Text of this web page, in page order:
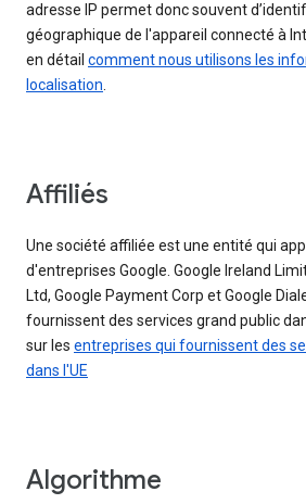
adresse IP permet donc souvent
géographique de l'appareil connecté à
en détail comment nous utilisons les
localisation.
Affiliés
Une société affiliée est une entité qui
d'entreprises Google. Google Ireland
Ltd, Google Payment Corp et Google
fournissent des services grand public
sur les entreprises qui fournissent des
dans l'UE
Algorithme